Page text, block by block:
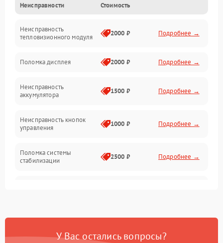
Измерения
Матрица
Неисправности Стоимость
Неисправность
тепловизионного модуля
2000 ₽ Подробнее →
Поломка дисплея 2000 ₽ Подробнее →
Неисправность
аккумулятора
1500 ₽ Подробнее →
Неисправность кнопок
управления
1000 ₽ Подробнее →
Поломка системы
стабилизации
2500 ₽ Подробнее →
Неисправность системы
У Вас остались вопросы?